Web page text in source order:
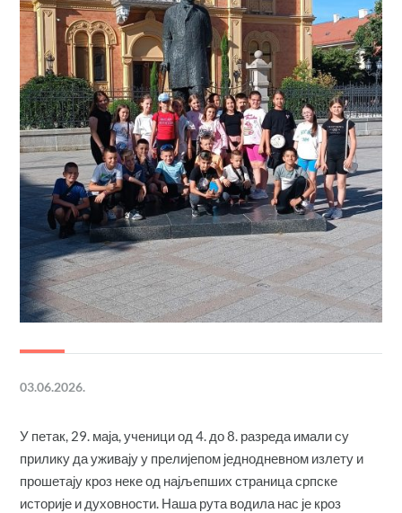
03.06.2026.
У петак, 29. маја, ученици од 4. до 8. разреда имали су
прилику да уживају у прелијепом једнодневном излету и
прошетају кроз неке од најљепших страница српске
историје и духовности. Наша рута водила нас је кроз